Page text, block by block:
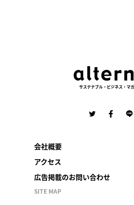
サステナブル・ビジネス・マ
会社概要
アクセス
広告掲載のお問い合わせ
SITE MAP